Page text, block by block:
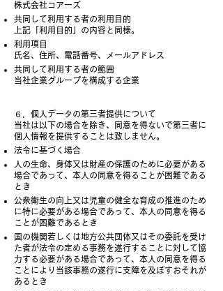
株式会社コアーズ
共同して利用する者の利用目的
上記「利用目的」の内容と同様。
利用項目
氏名、住所、電話番号、メールアドレス
共同して利用する者の範囲
当社企業グループを構成する企業
６．個人データの第三者提供について
当社は以下の場合を除き、同意を得ないで第三者に
個人情報を提供することは致しません。
法令に基づく場合
人の生命、身体又は財産の保護のために必要がある
場合であって、本人の同意を得ることが困難である
とき
公衆衛生の向上又は児童の健全な育成の推進のため
に特に必要がある場合であって、本人の同意を得る
ことが困難であるとき
国の機関若しくは地方公共団体又はその委託を受け
た者が法令の定める事務を遂行することに対して協
力する必要がある場合であって、本人の同意を得る
ことにより当該事務の遂行に支障を及ぼすおそれが
あるとき